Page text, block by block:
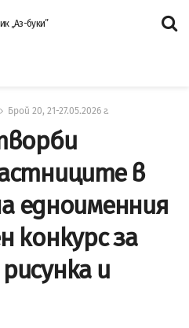
„Аз-буки”
Брой 20, 21-27.05.2026 г.
в
едноименния
конкурс за
и